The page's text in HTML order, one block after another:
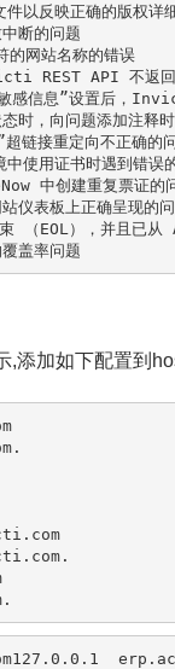
反映正确的版权详
断的问题
网站名称的错误
REST API 不返回
敏感信息”设置后，
时，向问题添加注释
链接重定向不正确的
使用证书时遇到错误
中创建重复票证的
仪表板上正确呈现的
（EOL），并且已
盖率问题
,添加如下配置到
127.0.0.1